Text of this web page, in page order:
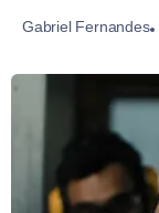
Gabriel Fernandes